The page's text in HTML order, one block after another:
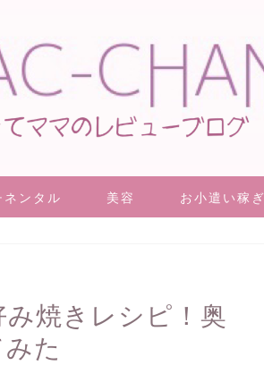
ンタル 美容 お小遣い稼ぎ
み焼きレシピ！奥
た